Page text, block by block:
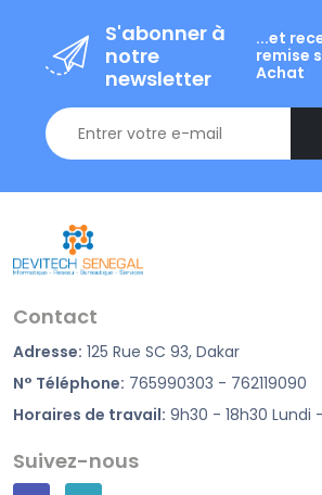
S'abonner à
notre
newsletter
...et
remise
Achat
Contact
Adresse: 125 Rue SC 93, Dakar
N° Téléphone: 765990303 - 762119090
Horaires de travail: 9h30 - 18h30 Lundi
Suivez-nous